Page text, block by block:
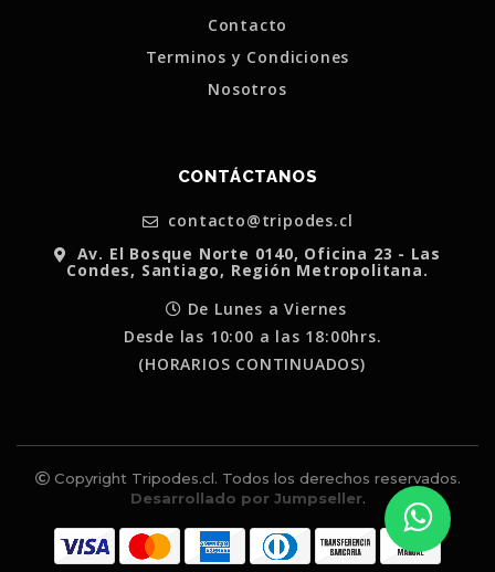
Contacto
Terminos y Condiciones
Nosotros
CONTÁCTANOS
contacto@tripodes.cl
Av. El Bosque Norte 0140, Oficina 23 - Las
Condes, Santiago, Región Metropolitana.
De Lunes a Viernes
Desde las 10:00 a las 18:00hrs.
(HORARIOS CONTINUADOS)
Copyright Tripodes.cl. Todos los derechos reservados.
Desarrollado por Jumpseller.